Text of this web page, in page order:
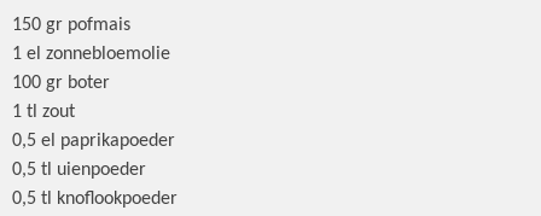
150 gr pofmais
1 el zonnebloemolie
100 gr boter
1 tl zout
0,5 el paprikapoeder
0,5 tl uienpoeder
0,5 tl knoflookpoeder